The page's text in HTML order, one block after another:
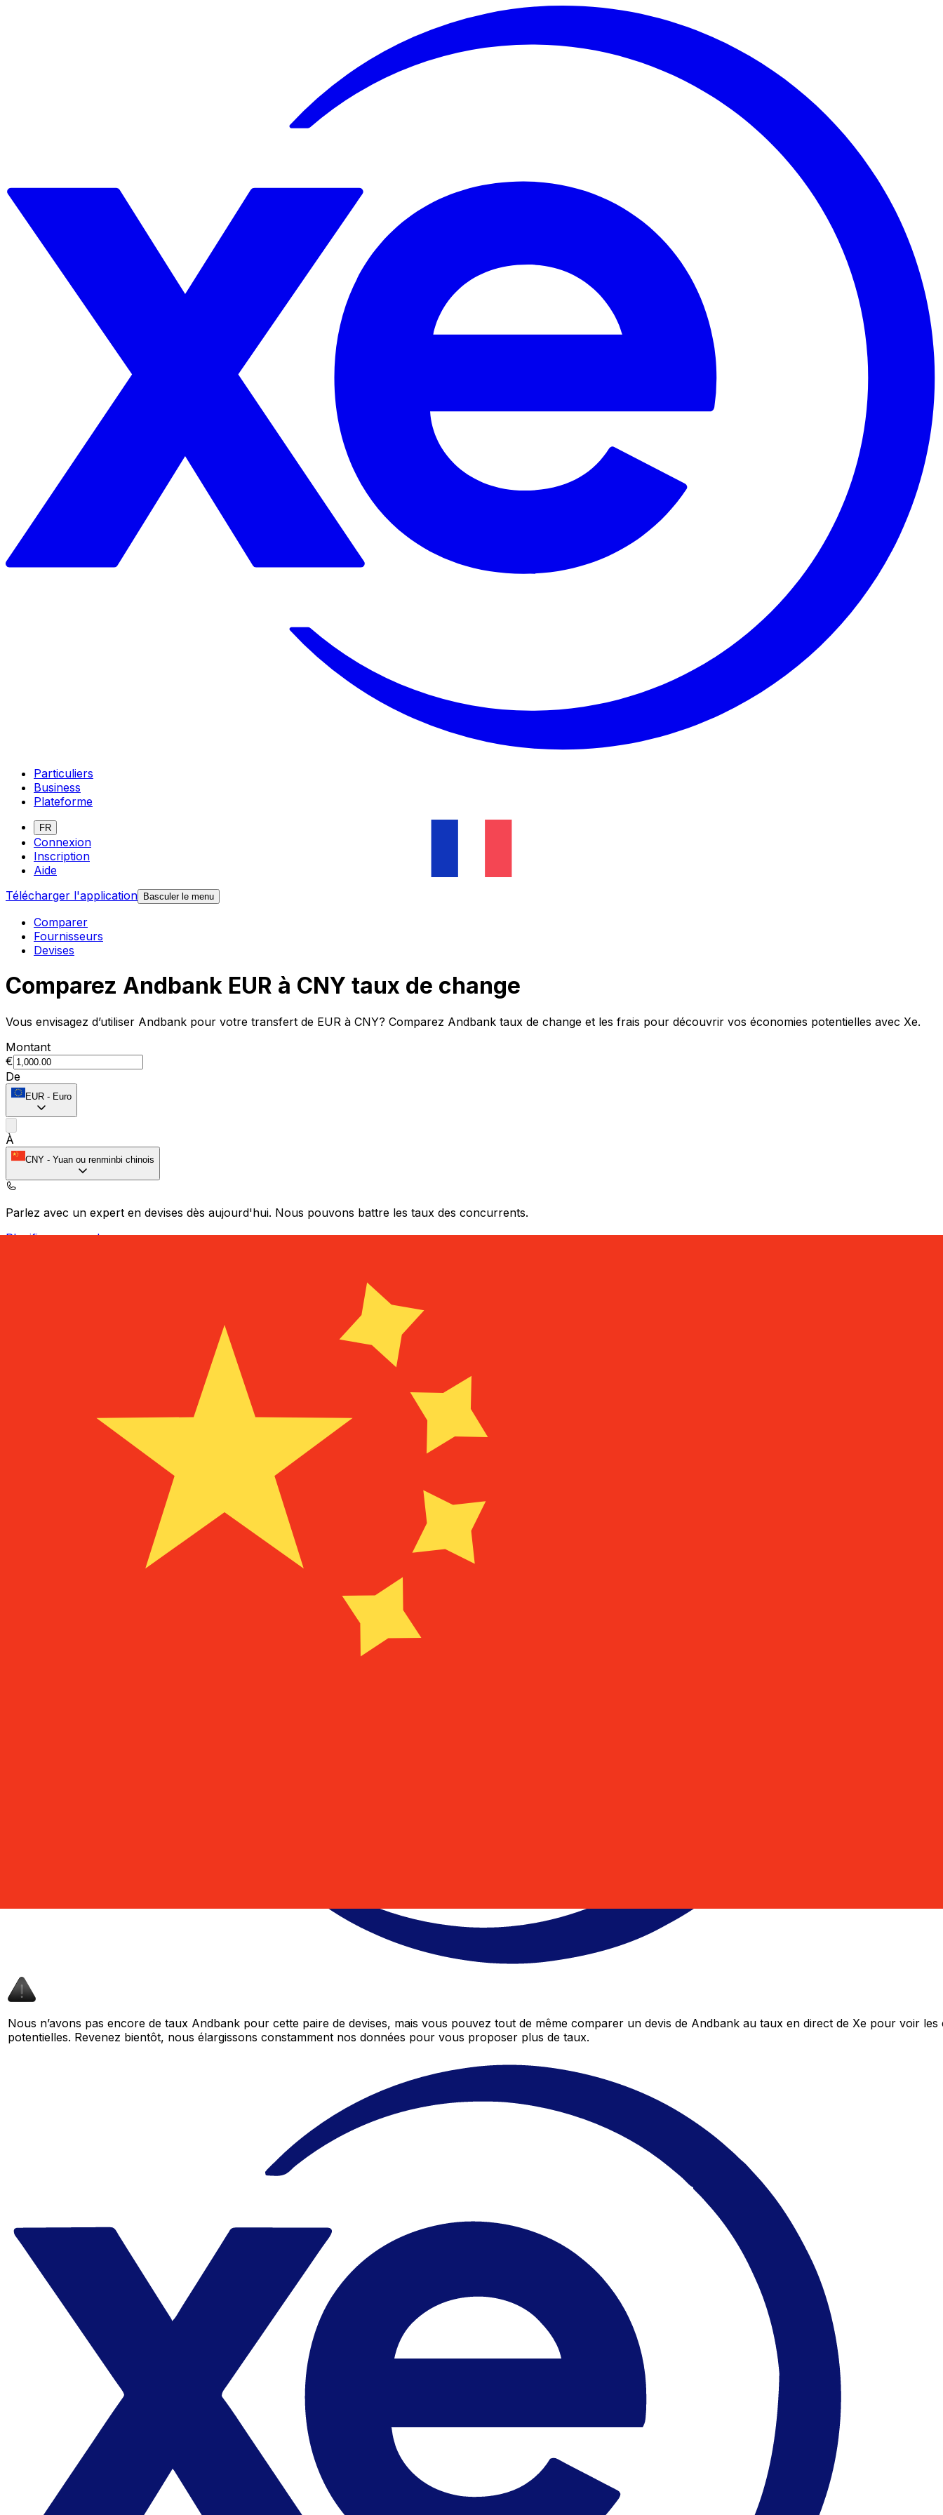
Particuliers
Business
Plateforme
FR
Connexion
Inscription
Aide
Télécharger l'application Basculer le menu
Comparer
Fournisseurs
Devises
Comparez Andbank EUR à CNY taux de change
Vous envisagez d’utiliser Andbank pour votre transfert de EUR à CNY? Comparez Andbank taux de change et les frais pour découvrir vos économies potentielles avec Xe.
Montant
€
De
EUR - Euro
À
CNY - Yuan ou renminbi chinois
Parlez avec un expert en devises dès aujourd'hui. Nous pouvons battre les taux des concurrents.
Planifier un appel
Nous n’avons pas encore de taux Andbank pour cette paire de devises, mais vous pouvez tout de même comparer un devis de Andbank au taux en direct de Xe pour voir les
potentielles. Revenez bientôt, nous élargissons constamment nos données pour vous proposer plus de taux.